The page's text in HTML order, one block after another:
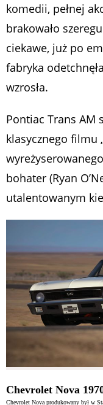
komedii, pełnej
brakowało
ciekawe, już po
fabryka
wzrosła.
Pontiac Trans AM
klasycznego filmu
bohater (Ryan
utalentowanym
Chevrolet Nova
Chevrolet Nova produkowany był w